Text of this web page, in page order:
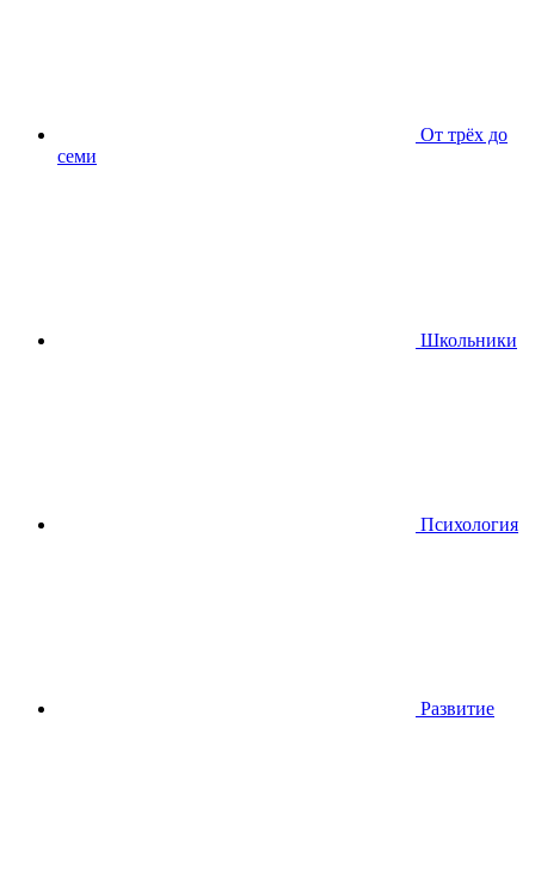
От трёх до
семи
Школьники
Психология
Развитие